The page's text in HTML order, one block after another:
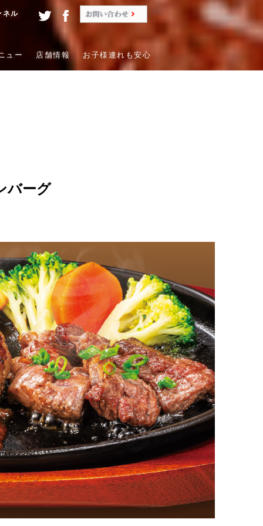
ネル
ュー 店舗情報 お子様連れも安心
バーグ